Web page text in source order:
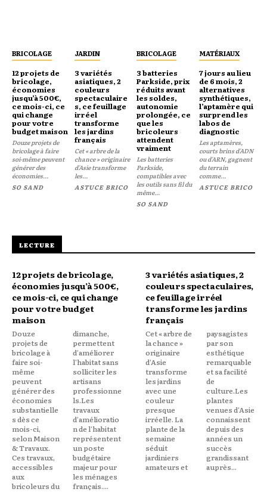
BRICOLAGE
12 projets de
bricolage,
économies
jusqu’à 500€,
ce mois-ci, ce
qui change
pour votre
budget maison
Douze projets de
bricolage à faire
soi-même peuvent
générer des
économies...
SO SAND
JARDIN
3 variétés
asiatiques, 2
couleurs
spectaculaire
s, ce feuillage
irréel
transforme
les jardins
français
Cet « arbre de la
chance » originaire
d'Asie transforme
les...
ASTUCE BRICO
BRICOLAGE
3 batteries
Parkside, prix
réduits avant
les soldes,
autonomie
prolongée, ce
que les
bricoleurs
attendent
vraiment
Les batteries
Parkside,
compatibles avec
les outils sans fil du
même...
SO SAND
MATÉRIAUX
7 jours au lieu
de 6 mois, 2
alternatives
synthétiques,
l’aptamère qui
surprend les
labos de
diagnostic
Les aptamères,
courts brins d'ADN
ou d'ARN, gagnent
du terrain
comme...
ASTUCE BRICO
LECTURE
12 projets de bricolage,
économies jusqu’à 500€,
ce mois-ci, ce qui change
pour votre budget
maison
Douze
projets de
bricolage à
faire soi-
même
peuvent
générer des
économies
substantielle
s dès ce
mois-ci,
selon Maison
& Travaux.
Ces travaux,
accessibles
aux
bricoleurs du
dimanche,
permettent
d'améliorer
l'habitat sans
solliciter les
artisans
professionne
ls.Les
travaux
d'amélioratio
n de l'habitat
représentent
un poste
budgétaire
majeur pour
les ménages
français....
3 variétés asiatiques, 2
couleurs spectaculaires,
ce feuillage irréel
transforme les jardins
français
Cet « arbre de
la chance »
originaire
d'Asie
transforme
les jardins
avec une
couleur
presque
irréelle. La
plante de la
semaine
séduit
jardiniers
amateurs et
paysagistes
par son
esthétique
remarquable
et sa facilité
de
culture.Les
plantes
venues d'Asie
connaissent
depuis des
années un
succès
grandissant
auprès...